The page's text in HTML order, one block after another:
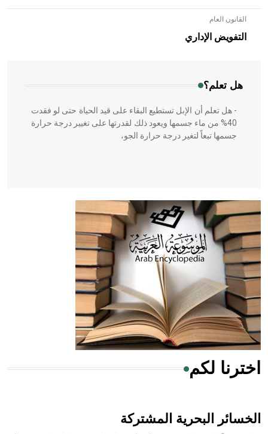
القانون العام
التفويض الإداري
هل تعلم؟
- هل تعلم أن الأبلق نوع من الفنون الهندسية التي ارتبطت
بالعمارة الإسلامية في بلاد الشام ومصر خاصة، حيث يحرص
المعمار على بناء مداميكه وخاصة في الواجهات
- هل تعلم أن الإبل تستطيع البقاء على قيد الحياة حتى لو فقدت
40% من ماء جسمها ويعود ذلك لقدرتها على تغيير درجة حرارة
جسمها تبعاً لتغير درجة حرارة الجو،
- هل تعلم أن أبقراط كتب في الطب أربعة مؤلفات هي:
الحكم، الأدلة، تنظيم التغذية، ورسالته في جروح الرأس. ويعود
له الفضل بأنه حرر الطب من الدين والفلسفة.
- هل تعلم أن المرجان إفراز حيواني يتكون في البحر ويتركب
من مادة كربونات الكلسيوم، وهو أحمر أو شديد الحمرة وهو
أجود أنواعه، ويمتاز بكبر الحجم ويسمى الش
هل تعلم أن الأبسيد كلمة فرنسية اللفظ تم اعتمادها مصطلحاً
اخترنا لكم
الخسائر البحرية المشتركة